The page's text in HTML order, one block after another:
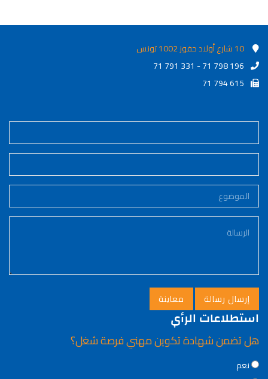
10 شارع أولاد حفوز 1002 تونس
71 791 331 - 71 798 196
71 794 615
استطلاعات الرأي
هل تضمن شهادة تكوين مهني فرصة شغل؟
Choices
نعم